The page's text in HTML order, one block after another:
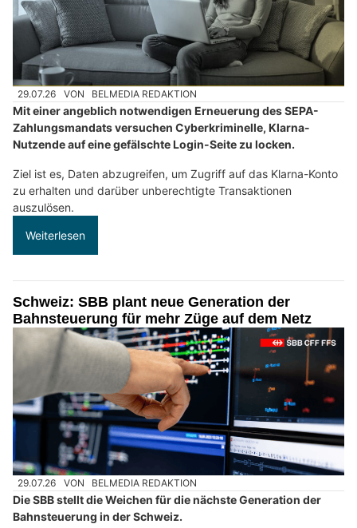
29.07.26 VON BELMEDIA REDAKTION
Mit einer angeblich notwendigen Erneuerung des SEPA-
Zahlungsmandats versuchen Cyberkriminelle, Klarna-
Nutzende auf eine gefälschte Login-Seite zu locken.
Ziel ist es, Daten abzugreifen, um Zugriff auf das Klarna-Konto
zu erhalten und darüber unberechtigte Transaktionen
auszulösen.
Weiterlesen
Schweiz: SBB plant neue Generation der
Bahnsteuerung für mehr Züge auf dem Netz
29.07.26 VON BELMEDIA REDAKTION
Die SBB stellt die Weichen für die nächste Generation der
Bahnsteuerung in der Schweiz.